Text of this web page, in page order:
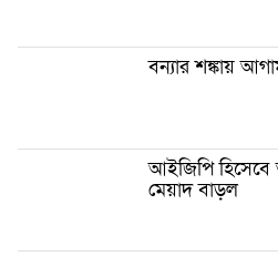
বন্যার শঙ্কায় আগাম
আইজিপি
মেয়াদ বাড়ল